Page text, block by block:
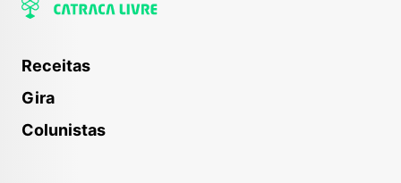
Receitas
Gira
Colunistas